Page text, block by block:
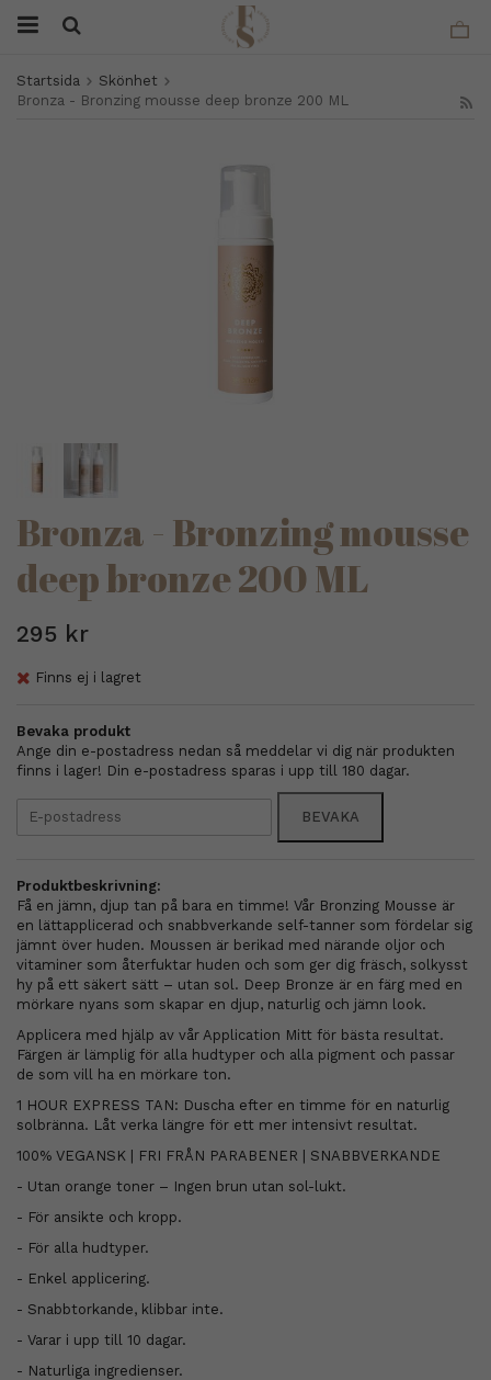
Startsida
Skönhet
Bronza - Bronzing mousse deep bronze 200 ML
Bronza - Bronzing mousse
deep bronze 200 ML
295 kr
Finns ej i lagret
Bevaka produkt
Ange din e-postadress nedan så meddelar vi dig när produkten
finns i lager! Din e-postadress sparas i upp till 180 dagar.
BEVAKA
Produktbeskrivning:
Få en jämn, djup tan på bara en timme! Vår Bronzing Mousse är
en lättapplicerad och snabbverkande self-tanner som fördelar sig
jämnt över huden. Moussen är berikad med närande oljor och
vitaminer som återfuktar huden och som ger dig fräsch, solkysst
hy på ett säkert sätt – utan sol. Deep Bronze är en färg med en
mörkare nyans som skapar en djup, naturlig och jämn look.
Applicera med hjälp av vår Application Mitt för bästa resultat.
Färgen är lämplig för alla hudtyper och alla pigment och passar
de som vill ha en mörkare ton.
1 HOUR EXPRESS TAN: Duscha efter en timme för en naturlig
solbränna. Låt verka längre för ett mer intensivt resultat.
100% VEGANSK | FRI FRÅN PARABENER | SNABBVERKANDE
- Utan orange toner – Ingen brun utan sol-lukt.
- För ansikte och kropp.
- För alla hudtyper.
- Enkel applicering.
- Snabbtorkande, klibbar inte.
- Varar i upp till 10 dagar.
- Naturliga ingredienser.